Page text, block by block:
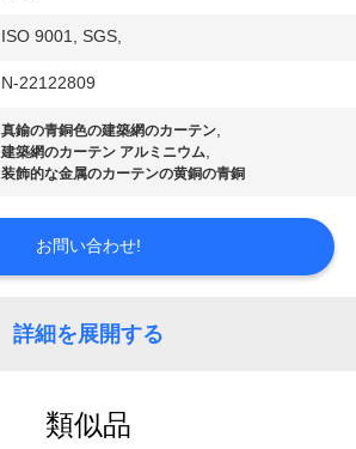
ISO 9001, SGS,
N-22122809
真鍮の青銅色の建築網のカーテン,
建築網のカーテン アルミニウム,
装飾的な金属のカーテンの黄銅の青銅
お問い合わせ!
詳細を展開する
類似品